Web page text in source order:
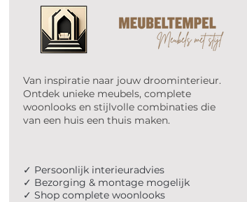
Van inspiratie naar jouw droominterieur.
Ontdek unieke meubels, complete
woonlooks en stijlvolle combinaties die
van een huis een thuis maken.
✓ Persoonlijk interieuradvies
✓ Bezorging & montage mogelijk
✓ Shop complete woonlooks